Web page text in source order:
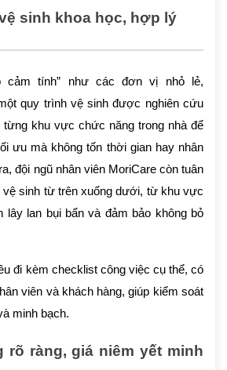
sinh khoa học, hợp lý
cảm tính” như các đơn vị nhỏ lẻ,
quy trình vệ sinh được nghiên cứu
từng khu vực chức năng trong nhà để
ưu mà không tốn thời gian hay nhân
đội ngũ nhân viên MoriCare còn tuân
vệ sinh từ trên xuống dưới, từ khu vực
lây lan bụi bẩn và đảm bảo không bỏ
đi kèm checklist công việc cụ thể, có
viên và khách hàng, giúp kiểm soát
minh bạch.
rõ ràng, giá niêm yết minh